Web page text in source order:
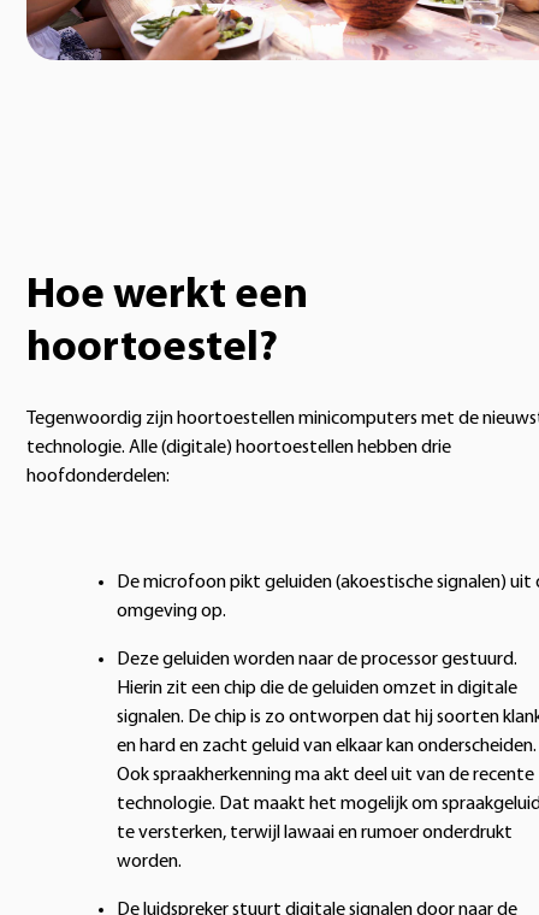
Hoe werkt een
hoortoestel?
Tegenwoordig zijn hoortoestellen minicomputers met de
technologie. Alle (digitale) hoortoestellen hebben drie
hoofdonderdelen:
De microfoon pikt geluiden (akoestische signalen) uit
omgeving op.
Deze geluiden worden naar de processor gestuurd.
Hierin zit een chip die de geluiden omzet in digitale
signalen. De chip is zo ontworpen dat hij soorten
en hard en zacht geluid van elkaar kan onderscheiden.
Ook spraakherkenning ma akt deel uit van de recente
technologie. Dat maakt het mogelijk om
te versterken, terwijl lawaai en rumoer onderdrukt
worden.
De luidspreker stuurt digitale signalen door naar de